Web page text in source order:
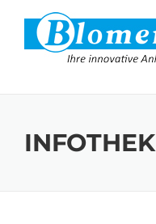
Skip to content
INFOTHEK